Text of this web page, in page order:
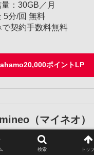
：30GB／月
分/回 無料
契約手数料無料
ahamo20,000ポイントLP
mineo（マイネオ）
検索 トッ